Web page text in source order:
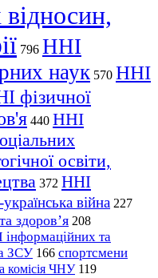
796 ННІ
наук 570 ННІ
фізичної
440 ННІ
освіти,
372 ННІ
війна 227
здоров’я 208
інформаційних та
ЗСУ 166 спортсмени
комісія ЧНУ 119